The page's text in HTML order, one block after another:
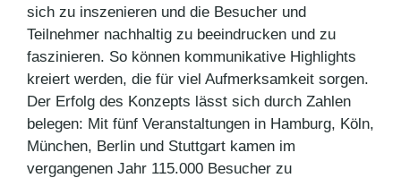
sich zu inszenieren und die Besucher und
Teilnehmer nachhaltig zu beeindrucken und zu
faszinieren. So können kommunikative Highlights
kreiert werden, die für viel Aufmerksamkeit sorgen.
Der Erfolg des Konzepts lässt sich durch Zahlen
belegen: Mit fünf Veranstaltungen in Hamburg, Köln,
München, Berlin und Stuttgart kamen im
vergangenen Jahr 115.000 Besucher zu